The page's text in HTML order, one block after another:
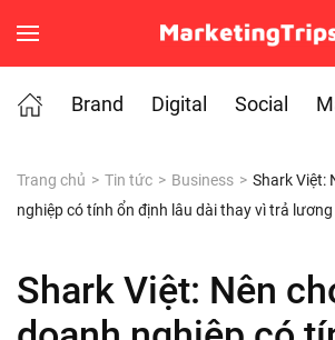
Skip to main content
Brand
Digital Social
Trang chủ Tin tức Business
Shark Việt:
nghiệp có tính ổn định lâu dài thay vì trả
Shark Việt: Nên